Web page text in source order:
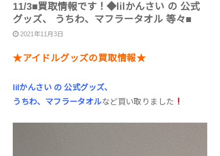
11/3■買取情報です！◆lilかんさい の 公式
グッズ、 うちわ、マフラータオル 等々■
2021年11月3日
★アイドルグッズの買取情報★
lilかんさい の 公式グッズ、
うちわ、マフラータオルなど買い取りました